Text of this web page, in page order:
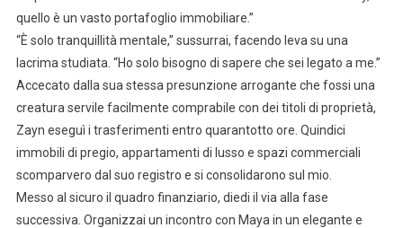
quello è un vasto portafoglio immobiliare.”
“È solo tranquillità mentale,” sussurrai, facendo leva su una
lacrima studiata. “Ho solo bisogno di sapere che sei legato a me.”
Accecato dalla sua stessa presunzione arrogante che fossi una
creatura servile facilmente comprabile con dei titoli di proprietà,
Zayn eseguì i trasferimenti entro quarantotto ore. Quindici
immobili di pregio, appartamenti di lusso e spazi commerciali
scomparvero dal suo registro e si consolidarono sul mio.
Messo al sicuro il quadro finanziario, diedi il via alla fase
successiva. Organizzai un incontro con Maya in un elegante e